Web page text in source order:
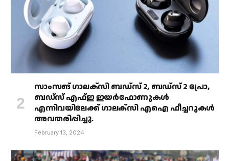
സാംസങ് ഗാലക്‌സി ബഡ്‌സ് 2, ബഡ്‌സ് 2 പ്രോ,
ബഡ്‌സ് എഫ്ഇ ഇയർഫോണുകൾ
എന്നിവയിലേക്ക് ഗാലക്‌സി എഐ ഫീച്ചറുകൾ
അവതരിപ്പിച്ചു.
February 13, 2024